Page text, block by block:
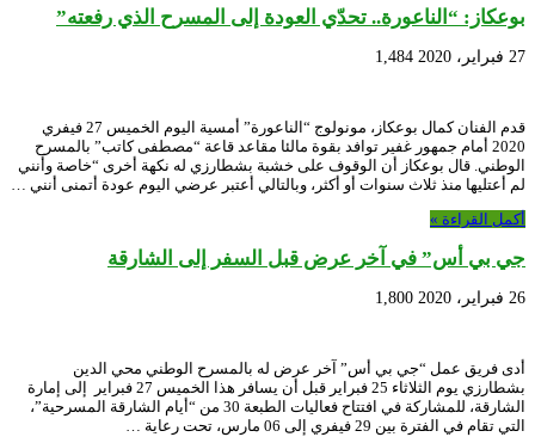
بوعكاز: “الناعورة.. تحدّي العودة إلى المسرح الذي رفعته”
27 فبراير، 2020 1,484
قدم الفنان كمال بوعكاز، مونولوج “الناعورة” أمسية اليوم الخميس 27 فيفري
2020 أمام جمهور غفير توافد بقوة مالئا مقاعد قاعة “مصطفى كاتب” بالمسرح
الوطني. قال بوعكاز أن الوقوف على خشبة بشطارزي له نكهة أخرى “خاصة وأنني
لم أعتليها منذ ثلاث سنوات أو أكثر، وبالتالي أعتبر عرضي اليوم عودة أتمنى أنني …
أكمل القراءة »
جي بي أس” في آخر عرض قبل السفر إلى الشارقة
26 فبراير، 2020 1,800
أدى فريق عمل “جي بي أس” آخر عرض له بالمسرح الوطني محي الدين
بشطارزي يوم الثلاثاء 25 فبراير قبل أن يسافر هذا الخميس 27 فبراير إلى إمارة
الشارقة، للمشاركة في افتتاح فعاليات الطبعة 30 من “أيام الشارقة المسرحية”،
التي تقام في الفترة بين 29 فيفري إلى 06 مارس، تحت رعاية …